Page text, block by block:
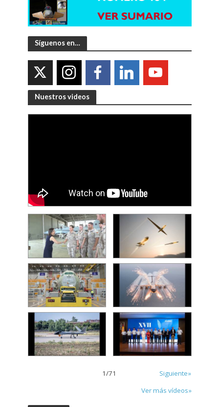
Síguenos en…
Nuestros videos
1/71
Siguiente»
Ver más vídeos»